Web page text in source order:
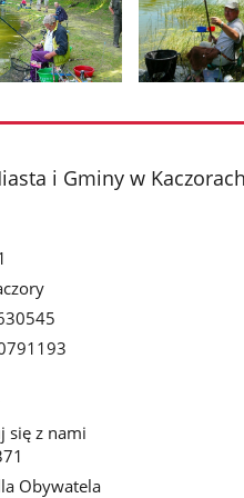
galerii.
i Gminy w Kaczorach
się z nami
Obywatela